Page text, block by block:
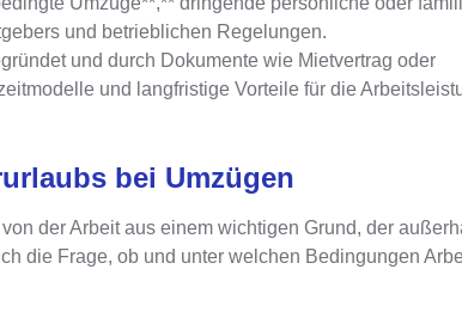
und betrieblichen Regelungen.
und durch Dokumente wie Mietvertrag oder
und langfristige Vorteile für die
bei Umzügen
der Arbeit aus einem wichtigen Grund, der
die Frage, ob und unter welchen Bedingungen